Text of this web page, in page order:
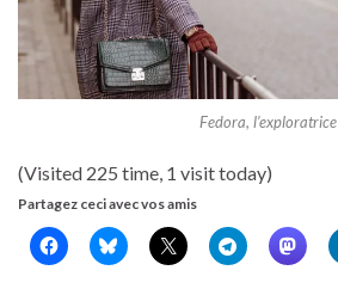
Fedora, l’exploratrice
(Visited 225 time, 1 visit today)
Partagez ceci avec vos amis